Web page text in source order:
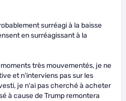
surréagi à la baisse
en surréagissant à la
très mouvementés, je ne
et n'interviens pas sur les
je n'ai pas cherché à acheter
à cause de Trump remontera